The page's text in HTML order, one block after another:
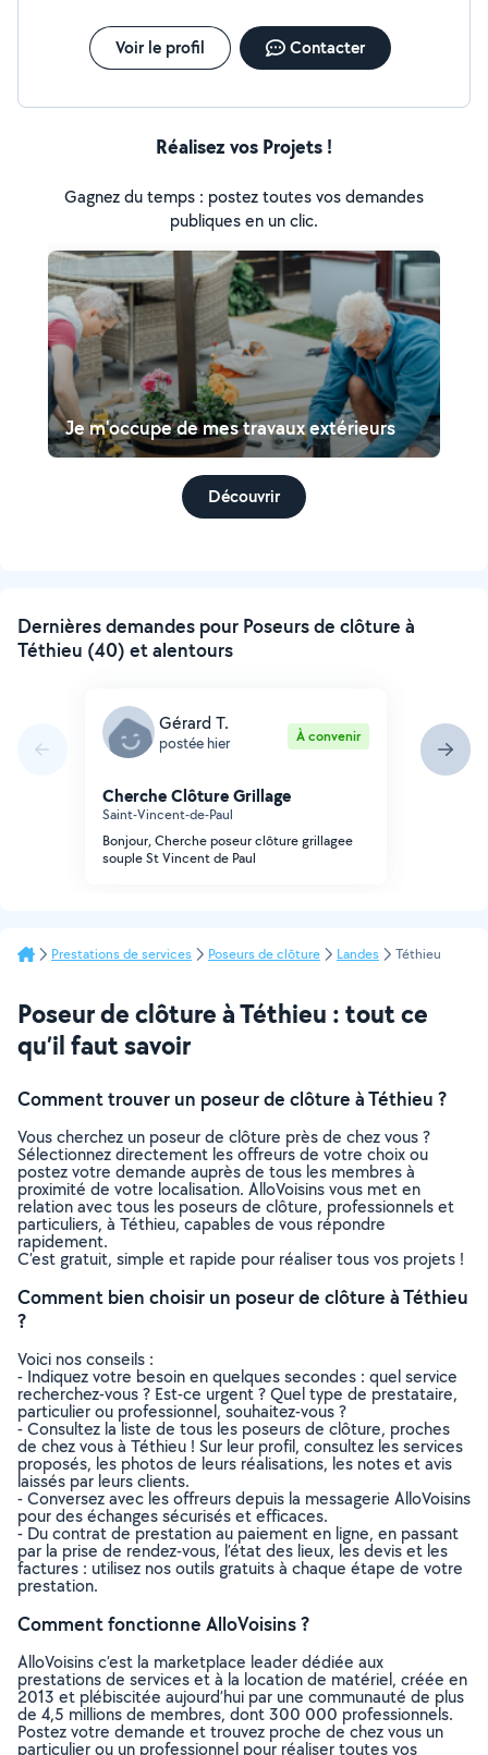
Voir le profil Contacter
Réalisez vos Projets !
Gagnez du temps : postez toutes vos demandes
publiques en un clic.
Je m'occupe de mes travaux extérieurs
Découvrir
Dernières demandes pour Poseurs de clôture à
Téthieu (40) et alentours
Gérard T.
postée hier À convenir
Cherche Clôture Grillage
Saint-Vincent-de-Paul
Bonjour, Cherche poseur clôture grillagee
souple St Vincent de Paul
Prestations de services Poseurs de clôture Landes Téthieu
Poseur de clôture à Téthieu : tout ce
qu’il faut savoir
Comment trouver un poseur de clôture à Téthieu ?
Vous cherchez un poseur de clôture près de chez vous ?
Sélectionnez directement les offreurs de votre choix ou
postez votre demande auprès de tous les membres à
proximité de votre localisation. AlloVoisins vous met en
relation avec tous les poseurs de clôture, professionnels et
particuliers, à Téthieu, capables de vous répondre
rapidement.
C’est gratuit, simple et rapide pour réaliser tous vos projets !
Comment bien choisir un poseur de clôture à Téthieu
?
Voici nos conseils :
- Indiquez votre besoin en quelques secondes : quel service
recherchez-vous ? Est-ce urgent ? Quel type de prestataire,
particulier ou professionnel, souhaitez-vous ?
- Consultez la liste de tous les poseurs de clôture, proches
de chez vous à Téthieu ! Sur leur profil, consultez les services
proposés, les photos de leurs réalisations, les notes et avis
laissés par leurs clients.
- Conversez avec les offreurs depuis la messagerie AlloVoisins
pour des échanges sécurisés et efficaces.
- Du contrat de prestation au paiement en ligne, en passant
par la prise de rendez-vous, l’état des lieux, les devis et les
factures : utilisez nos outils gratuits à chaque étape de votre
prestation.
Comment fonctionne AlloVoisins ?
AlloVoisins c’est la marketplace leader dédiée aux
prestations de services et à la location de matériel, créée en
2013 et plébiscitée aujourd’hui par une communauté de plus
de 4,5 millions de membres, dont 300 000 professionnels.
Postez votre demande et trouvez proche de chez vous un
particulier ou un professionnel pour réaliser toutes vos